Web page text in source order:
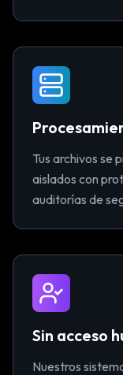
Tus archivos se
aislados con
auditorías de
Sin acceso
Nuestros